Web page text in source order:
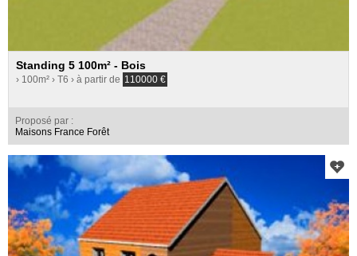
Standing 5 100m² - Bois
› 100m² › T6 › à partir de 110000 €
Proposé par :
Maisons France Forêt